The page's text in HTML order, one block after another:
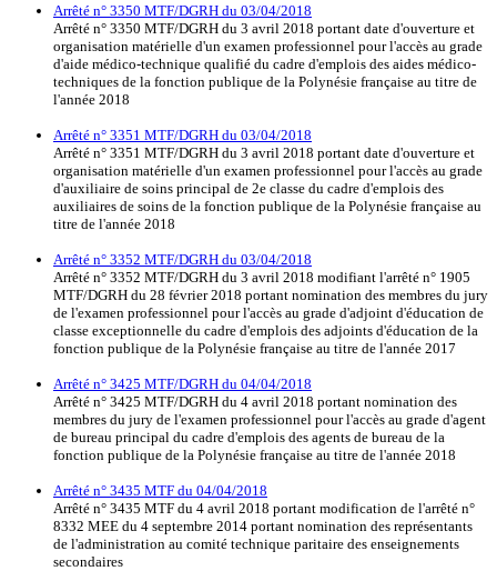
Arrêté n° 3350 MTF/DGRH du 03/04/2018
Arrêté n° 3350 MTF/DGRH du 3 avril 2018 portant date d'ouverture et
organisation matérielle d'un examen professionnel pour l'accès au grade
d'aide médico-technique qualifié du cadre d'emplois des aides médico-
techniques de la fonction publique de la Polynésie française au titre de
l'année 2018
Arrêté n° 3351 MTF/DGRH du 03/04/2018
Arrêté n° 3351 MTF/DGRH du 3 avril 2018 portant date d'ouverture et
organisation matérielle d'un examen professionnel pour l'accès au grade
d'auxiliaire de soins principal de 2e classe du cadre d'emplois des
auxiliaires de soins de la fonction publique de la Polynésie française au
titre de l'année 2018
Arrêté n° 3352 MTF/DGRH du 03/04/2018
Arrêté n° 3352 MTF/DGRH du 3 avril 2018 modifiant l'arrêté n° 1905
MTF/DGRH du 28 février 2018 portant nomination des membres du jury
de l'examen professionnel pour l'accès au grade d'adjoint d'éducation de
classe exceptionnelle du cadre d'emplois des adjoints d'éducation de la
fonction publique de la Polynésie française au titre de l'année 2017
Arrêté n° 3425 MTF/DGRH du 04/04/2018
Arrêté n° 3425 MTF/DGRH du 4 avril 2018 portant nomination des
membres du jury de l'examen professionnel pour l'accès au grade d'agent
de bureau principal du cadre d'emplois des agents de bureau de la
fonction publique de la Polynésie française au titre de l'année 2018
Arrêté n° 3435 MTF du 04/04/2018
Arrêté n° 3435 MTF du 4 avril 2018 portant modification de l'arrêté n°
8332 MEE du 4 septembre 2014 portant nomination des représentants
de l'administration au comité technique paritaire des enseignements
secondaires